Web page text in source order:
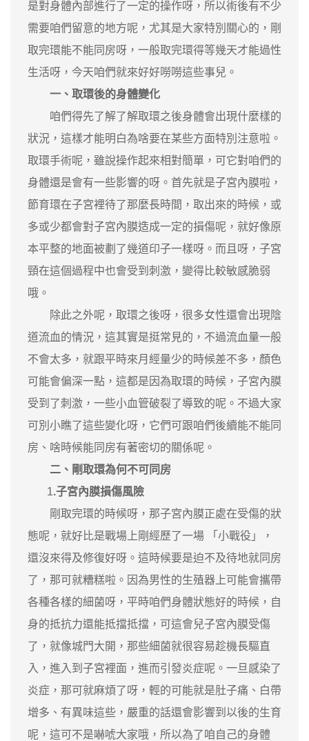
是對身體內部進行了一定的操作呀，所以術後有不少
需要咱們留意的地方呢，尤其是大家特別關心的，剛
取完環能不能同房呀，一般取完環得等幾天才能過性
生活呀，今天咱們就來好好嘮嘮這些事兒。
一、取環後的身體變化
咱們得先了解了解取環之後身體會出現什麼樣的
狀況，這樣才能明白為啥要在某些方面特別注意啦。
取環手術呢，雖說操作起來相對簡單，可它對咱們的
身體還是會有一些影響的呀。首先就是子宮內膜啦，
節育環在子宮裡待了那麼長時間，取出來的時候，或
多或少都會對子宮內膜造成一定的損傷呢，就好像原
本平整的地面被劃了幾道印子一樣呀。而且呀，子宮
頸在這個過程中也會受到刺激，變得比較敏感脆弱
哦。
除此之外呢，取環之後呀，很多女性還會出現陰
道流血的情況，這其實是挺常見的，不過流血量一般
不會太多，就跟平時來月經量少的時候差不多，顏色
可能會偏深一點，這都是因為取環的時候，子宮內膜
受到了刺激，一些小血管破裂了導致的呢。不過大家
可別小瞧了這些變化呀，它們可跟咱們後續能不能同
房、啥時候能同房有著密切的關係呢。
二、剛取環為何不可同房
1.子宮內膜損傷風險
剛取完環的時候呀，那子宮內膜正處在受傷的狀
態呢，就好比是戰場上剛經歷了一場 「小戰役」，
還沒來得及修復好呀。這時候要是迫不及待地就同房
了，那可就糟糕啦。因為男性的生殖器上可能會攜帶
各種各樣的細菌呀，平時咱們身體狀態好的時候，自
身的抵抗力還能抵擋抵擋，可這會兒子宮內膜受傷
了，就像城門大開，那些細菌就很容易趁機長驅直
入，進入到子宮裡面，進而引發炎症呢。一旦感染了
炎症，那可就麻煩了呀，輕的可能就是肚子痛、白帶
增多、有異味這些，嚴重的話還會影響到以後的生育
呢，這可不是嚇唬大家哦，所以為了咱自己的身體